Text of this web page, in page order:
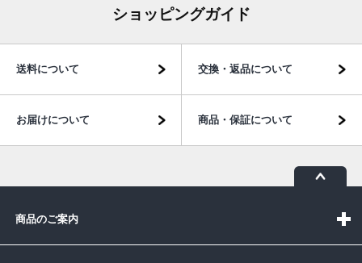
ショッピングガイド
送料について 交換・返品について
お届けについて 商品・保証について
商品のご案内